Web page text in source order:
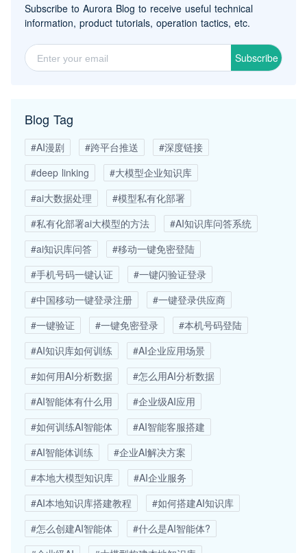
Subscribe to Aurora Blog to receive useful technical
information, product tutorials, operation tactics, etc.
Subscribe
Blog Tag
#AI漫剧 #跨平台推送
#深度链接
#deep linking
#大模型企业知识库
#ai大数据处理
#模型私有化部署
#私有化部署ai大模型的方法
#AI知识库问答系统
#ai知识库问答
#移动一键免密登陆
#手机号码一键认证
#一键闪验证登录
#中国移动一键登录注册
#一键登录供应商
#一键验证
#一键免密登录
#本机号码登陆
#AI知识库如何训练
#AI企业应用场景
#如何用AI分析数据
#怎么用AI分析数据
#AI智能体有什么用
#企业级AI应用
#如何训练AI智能体
#AI智能客服搭建
#AI智能体训练
#企业AI解决方案
#本地大模型知识库
#AI企业服务
#AI本地知识库搭建教程
#如何搭建AI知识库
#怎么创建AI智能体
#什么是AI智能体?